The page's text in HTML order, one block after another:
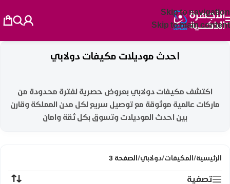
Skip to navigation
Skip to main content
احدث موديلات مكيفات دولابي
اكتشف مكيفات دولابي بعروض حصرية لفترة محدودة من
ماركات عالمية موثوقة مع توصيل سريع لكل مدن المملكة وقارن
بين احدث الموديلات وتسوق بكل ثقة وامان
الرئيسية/المكيفات/دولابي/الصفحة 3
تصفية